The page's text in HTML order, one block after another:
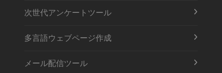
次世代アンケートツール
多言語ウェブページ作成
メール配信ツール